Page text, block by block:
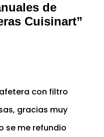
de
Cuisinart”
con filtro
gracias muy
se me refundio